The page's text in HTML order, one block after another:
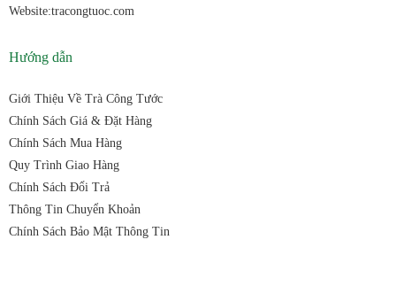
Website:tracongtuoc.com
Hướng dẫn
Giới Thiệu Về Trà Công Tước
Chính Sách Giá & Đặt Hàng
Chính Sách Mua Hàng
Quy Trình Giao Hàng
Chính Sách Đổi Trả
Thông Tin Chuyển Khoản
Chính Sách Bảo Mật Thông Tin